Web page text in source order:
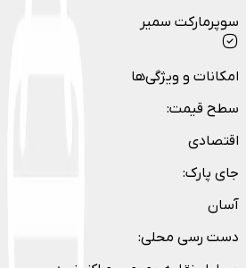
سوپرمارکت سمیر
امکانات و ویژگی‌ها
سطح قیمت:
اقتصادی
جای پارک:
آسان
دست رسی محلی: